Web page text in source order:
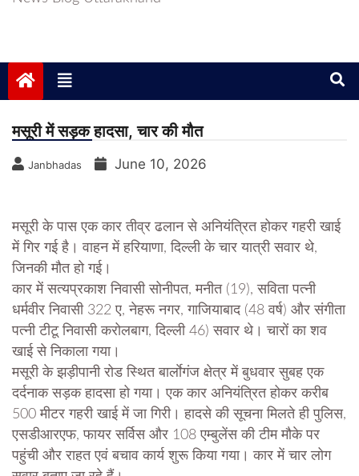
मसूरी में सड़क हादसा, चार की मौत
Janbhadas June 10, 2026
मसूरी के पास एक कार तीव्र ढलान से अनियंत्रित होकर गहरी खाई
में गिर गई है। वाहन में हरियाणा, दिल्ली के चार यात्री सवार थे,
जिनकी मौत हो गई।
कार में सत्यप्रकाश निवासी सोनीपत, मनीत (19), सविता पत्नी
धर्मवीर निवासी 322 ए, नेहरू नगर, गाजियाबाद (48 वर्ष) और संगीता
पत्नी टीटू निवासी करोलबाग, दिल्ली 46) सवार थे। चारों का शव
खाई से निकाला गया।
मसूरी के झड़ीपानी रोड स्थित बार्लाेगंज क्षेत्र में बुधवार सुबह एक
दर्दनाक सड़क हादसा हो गया। एक कार अनियंत्रित होकर करीब
500 मीटर गहरी खाई में जा गिरी। हादसे की सूचना मिलते ही पुलिस,
एसडीआरएफ, फायर सर्विस और 108 एम्बुलेंस की टीम मौके पर
पहुंची और राहत एवं बचाव कार्य शुरू किया गया। कार में चार लोग